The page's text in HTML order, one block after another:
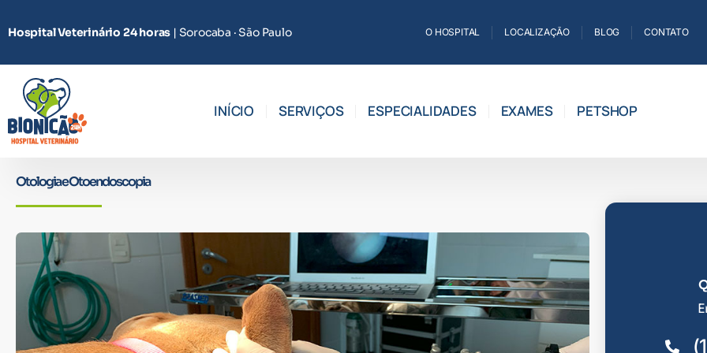
para
conteúdo
Hospital Veterinário 24 horas | Sorocaba · São Paulo O HOSPITAL LOCALIZAÇÃO BLOG CONTATO
INÍCIO SERVIÇOS ESPECIALIDADES EXAMES PETSHOP
Otologia e Otoendoscopia